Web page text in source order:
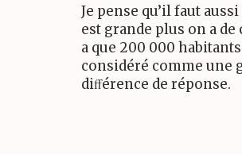
Je pense qu’il faut
est grande plus on a
a que 200 000
considéré comme une
diﬀérence de réponse.